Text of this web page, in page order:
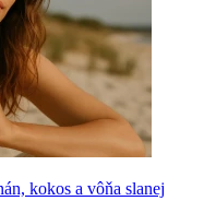
kokos a vôňa slanej